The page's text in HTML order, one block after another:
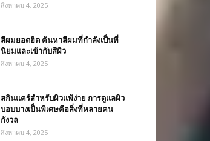
สิงหาคม 4, 2025
สีผมยอดฮิต ค้นหาสีผมที่กำลังเป็นที่
นิยมและเข้ากับสีผิว
สิงหาคม 4, 2025
สกินแคร์สำหรับผิวแพ้ง่าย การดูแลผิว
บอบบางเป็นพิเศษคือสิ่งที่หลายคน
กังวล
สิงหาคม 4, 2025